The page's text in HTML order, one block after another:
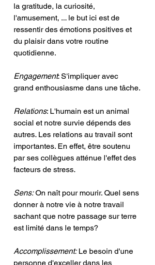
la gratitude, la curiosité,
l'amusement, ... le but ici est de
ressentir des émotions positives et
du plaisir dans votre routine
quotidienne.
Engagement: S'impliquer avec
grand enthousiasme dans une tâche.
Relations: L'humain est un animal
social et notre survie dépends des
autres. Les relations au travail sont
importantes. En effet, être soutenu
par ses collègues atténue l'effet des
facteurs de stress.
Sens: On naît pour mourir. Quel sens
donner à notre vie à notre travail
sachant que notre passage sur terre
est limité dans le temps?
Accomplissement: Le besoin d'une
personne d'exceller dans les